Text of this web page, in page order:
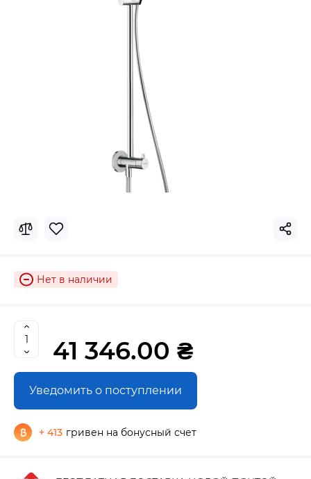
Нет в наличии
41 346.00 ₴
Уведомить о поступлении
+ 413 гривен на бонусный счет